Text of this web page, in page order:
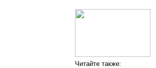
Читайте также: